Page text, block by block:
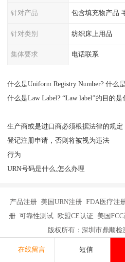
针对产品 包含填充物产品
针对类别 纺织床上用品
集体要求 电话联系
什么是Uniform Registry Number? 什么
什么是Law Label? “Law label”的目的是
生产商或是进口商必须根据法律的规
登记注册申请，否则将被视为违法
行为
URN号码是什么,怎么办理
产品注册 美国URN注册 FDA医疗注
册 可靠性测试 欧盟CE认证 美国
版权所有：深圳市鼎顺检
在线留言 短信